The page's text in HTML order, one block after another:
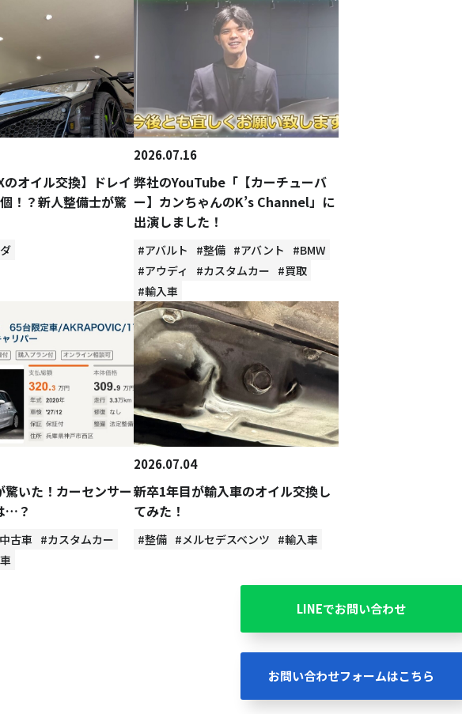
LINEでお問い合わせ
お問い合わせフォームはこちら
のオイル交換】ドレイ
！？新人整備士が驚
2026.07.16
弊社のYouTube「【カーチューバ
ー】カンちゃんのK’s Channel」に
出演しました！
#アバルト #整備 #アバント
#BMW
#アウディ
#カスタムカー #買取
#輸入車
驚いた！カーセンサー
…？
古車 #カスタムカー
2026.07.04
新卒1年目が輸入車のオイル交換し
てみた！
#整備 #メルセデスベンツ #輸入車